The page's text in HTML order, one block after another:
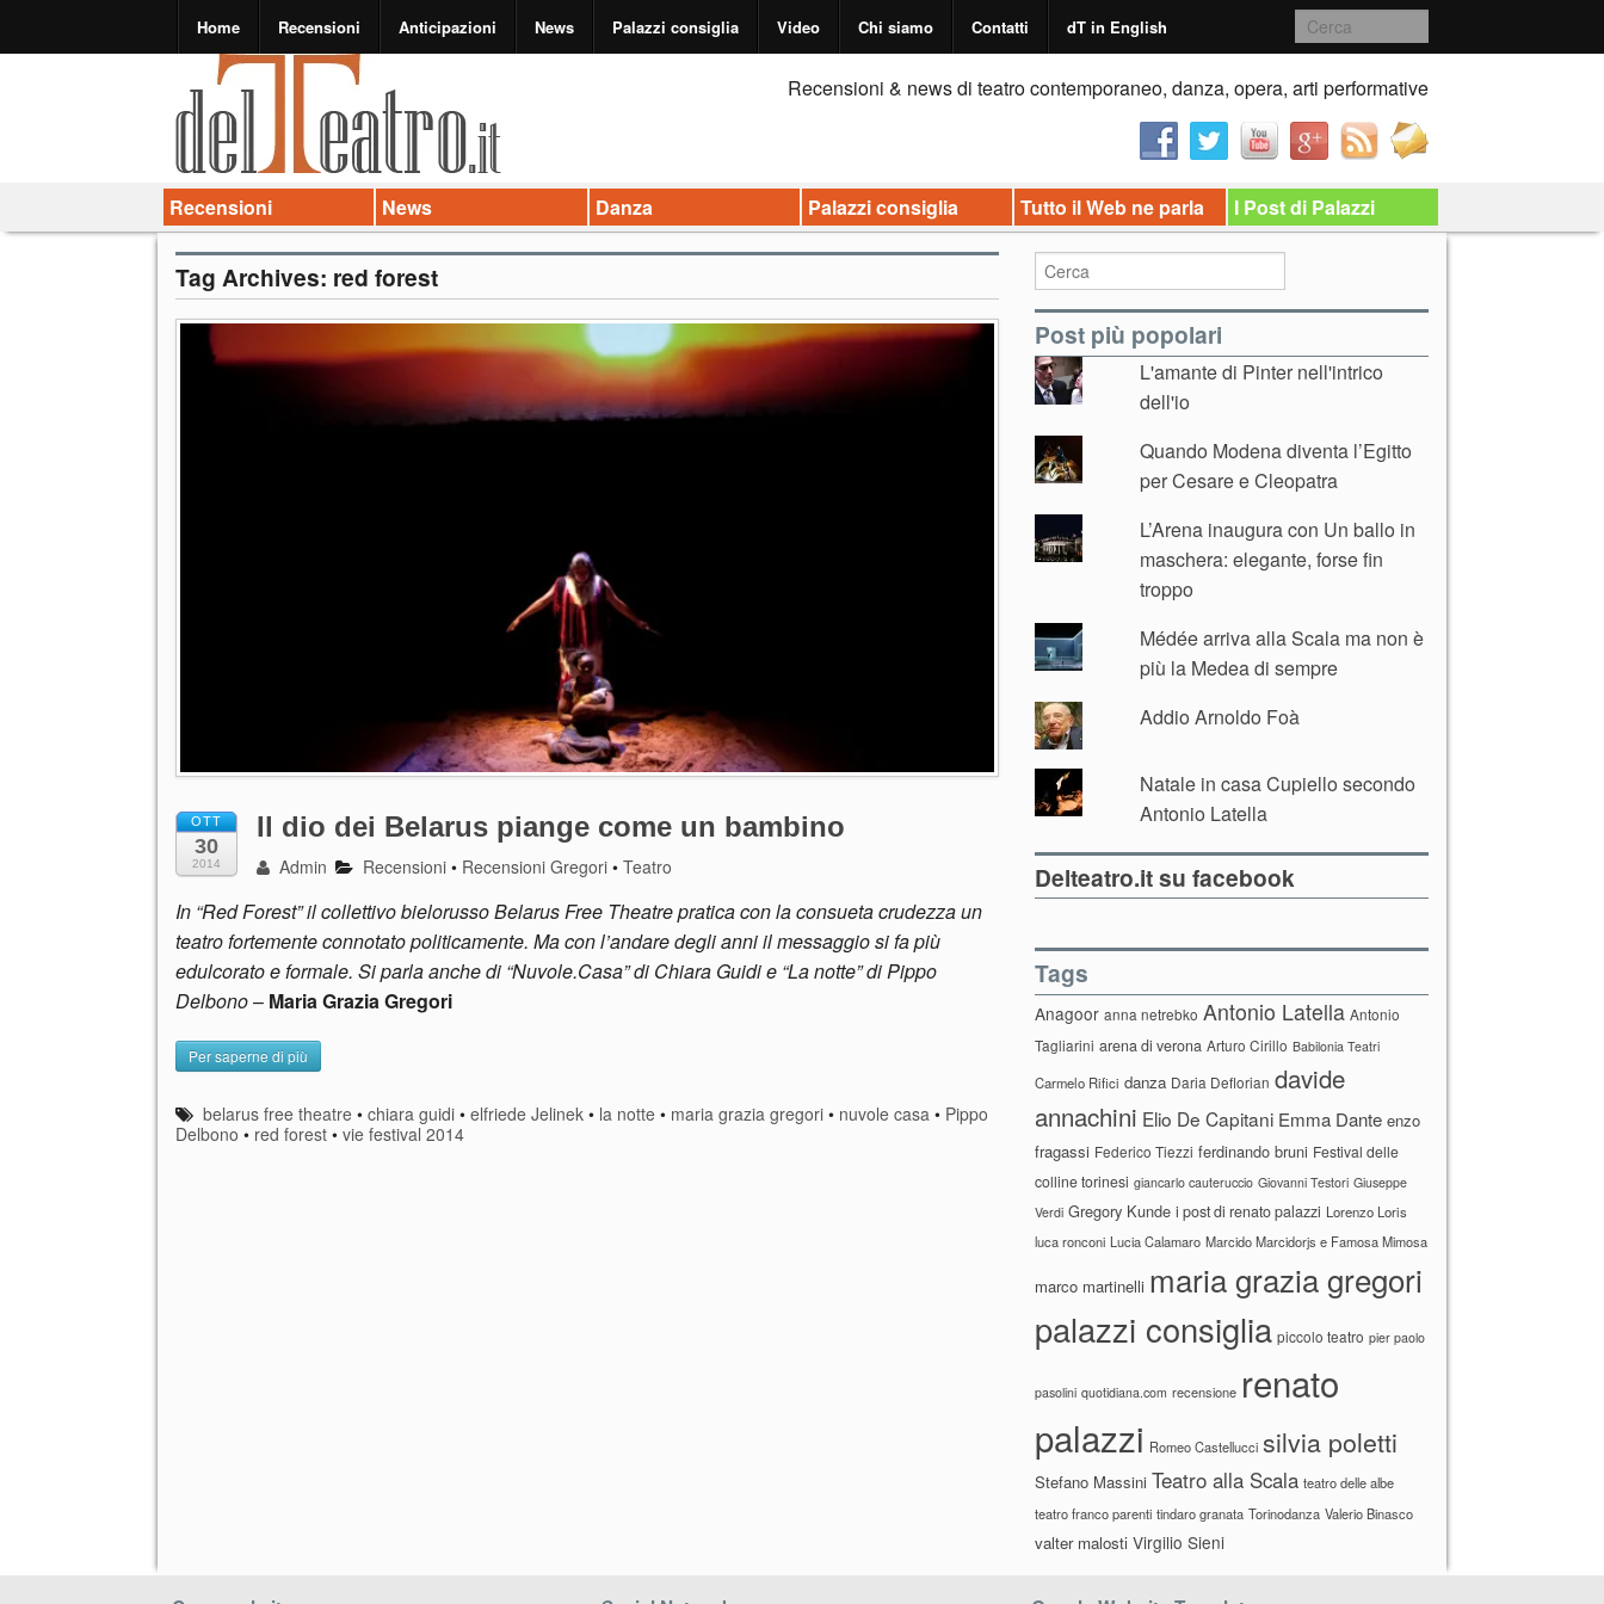
Home Recensioni Anticipazioni News Palazzi consiglia Video Chi siamo Contatti dT in English
Recensioni & news di teatro contemporaneo, danza, opera, arti performative
Recensioni News Danza Palazzi consiglia Tutto il Web ne parla I Post di Palazzi
Tag Archives: red forest
OTT
30
2014
Il dio dei Belarus piange come un bambino
Admin Recensioni • Recensioni Gregori •Teatro
In “Red Forest” il collettivo bielorusso Belarus Free Theatre pratica con la consueta crudezza un
teatro fortemente connotato politicamente. Ma con l’andare degli anni il messaggio si fa più
edulcorato e formale. Si parla anche di “Nuvole.Casa” di Chiara Guidi e “La notte” di Pippo
Delbono– Maria Grazia Gregori
Per saperne di più
belarus free theatre •chiara guidi •elfriede Jelinek • la notte • maria grazia gregori • nuvole casa • Pippo
Delbono • red forest • vie festival 2014
Post più popolari
L'amante di Pinter nell'intrico
dell'io
Quando Modena diventa l’Egitto
per Cesare e Cleopatra
L’Arena inaugura con Un ballo in
maschera: elegante, forse fin
troppo
Médée arriva alla Scala ma non è
più la Medea di sempre
Addio Arnoldo Foà
Natale in casa Cupiello secondo
Antonio Latella
Delteatro.it su facebook
Tags
Anagoor anna netrebko Antonio Latella Antonio
Tagliarini arena di verona Arturo Cirillo Babilonia Teatri
Carmelo Rifici danza Daria Deflorian davide
annachini Elio De Capitani Emma Dante enzo
fragassi Federico Tiezzi ferdinando bruni Festival delle
colline torinesi giancarlo cauteruccio Giovanni Testori Giuseppe
Verdi Gregory Kunde i post di renato palazzi Lorenzo Loris
luca ronconi Lucia Calamaro Marcido Marcidorjs e Famosa Mimosa
marco martinelli maria grazia gregori
palazzi consiglia piccolo teatro pier paolo
pasolini quotidiana.com recensione renato
palazzi Romeo Castellucci silvia poletti
Stefano Massini Teatro alla Scala teatro delle albe
teatro franco parenti tindaro granata Torinodanza Valerio Binasco
valter malosti Virgilio Sieni